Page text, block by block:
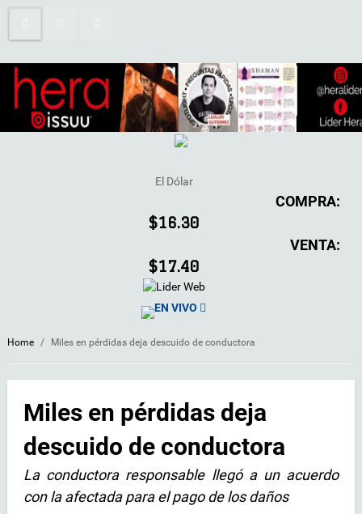
El Dólar
COMPRA:
$16.30
VENTA:
$17.40
EN VIVO
Home / Miles en pérdidas deja descuido de conductora
Miles en pérdidas deja
descuido de conductora
La conductora responsable llegó a un acuerdo
con la afectada para el pago de los daños